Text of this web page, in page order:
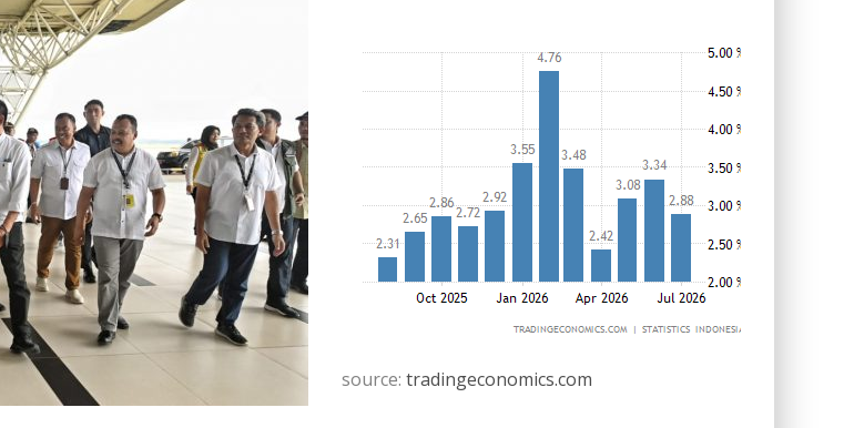
source: tradingeconomics.com